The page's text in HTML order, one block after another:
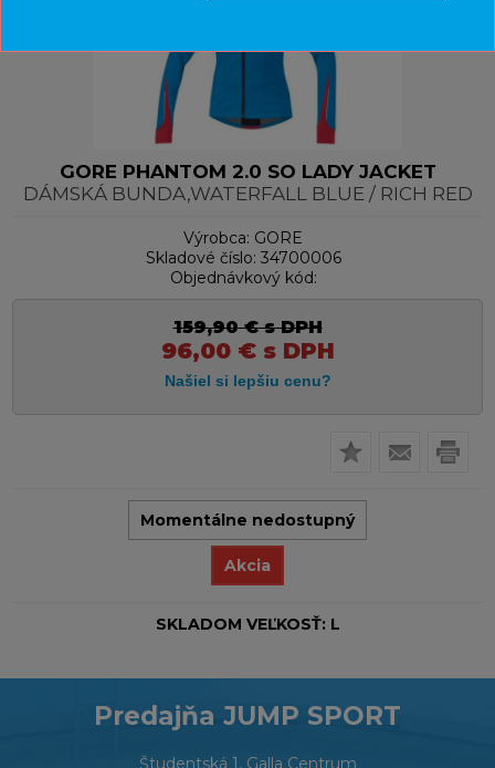
GORE PHANTOM 2.0 SO LADY JACKET
DÁMSKÁ BUNDA,WATERFALL BLUE / RICH RED
Výrobca: GORE
Skladové číslo: 34700006
Objednávkový kód:
159,90 €s DPH
96,00 €s DPH
Momentálne nedostupný
Akcia
SKLADOM VEĽKOSŤ: L
Predajňa JUMP SPORT
Študentská 1, Galla Centrum